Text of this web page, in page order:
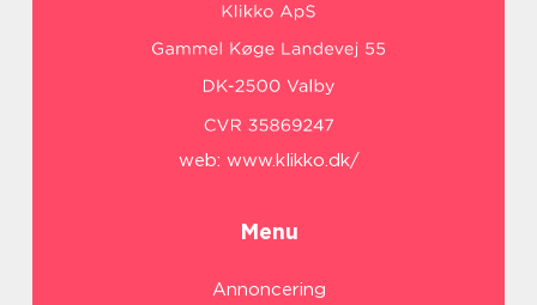
web: www.klikko.dk/
Menu
Annoncering